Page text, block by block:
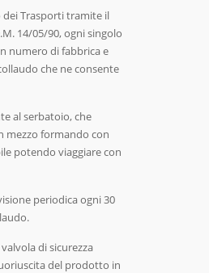
Trasporti tramite il
14/05/90, ogni singolo
numero di fabbrica e
che ne consente
al serbatoio, che
mezzo formando con
potendo viaggiare con
periodica ogni 30
di sicurezza
del prodotto in